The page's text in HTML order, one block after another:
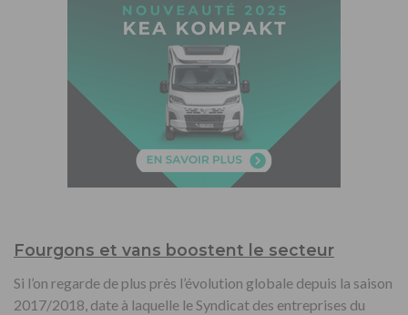
Fourgons et vans boostent le secteur
Si l’on regarde de plus près l’évolution globale depuis la saison
2017/2018, date à laquelle le Syndicat des entreprises du